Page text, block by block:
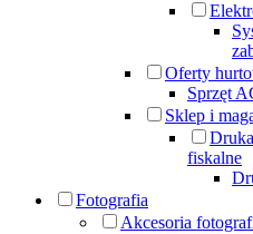
Oferty
Sprzęt
Sklep i
fiskalne
Fotografia
Akcesoria